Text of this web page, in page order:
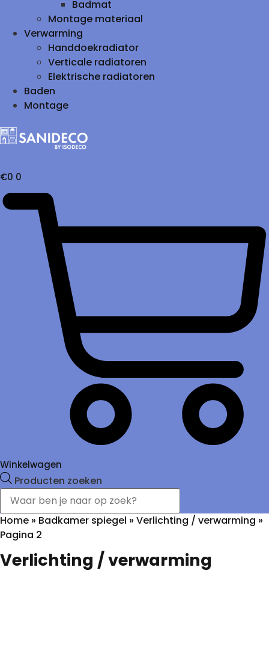
Badmat
Montage materiaal
Verwarming
Handdoekradiator
Verticale radiatoren
Elektrische radiatoren
Baden
Montage
€0 0
Winkelwagen
Producten zoeken
Home » Badkamer spiegel » Verlichting / verwarming »
Pagina 2
Verlichting / verwarming